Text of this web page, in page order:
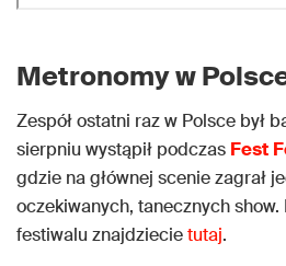
Metronomy w
Zespół ostatni raz w Polsce był
sierpniu wystąpił podczas Fest
gdzie na głównej scenie zagrał
oczekiwanych, tanecznych
festiwalu znajdziecietutaj.